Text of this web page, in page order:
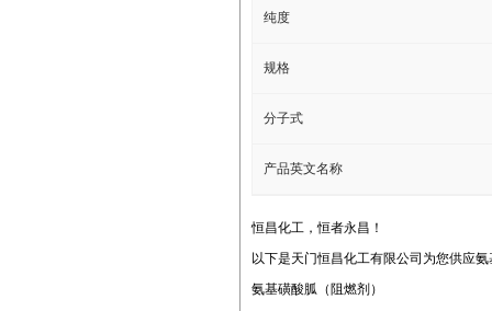
纯度
规格
分子式
产品英文名称
恒昌化工，恒者永昌！
以下是天门恒昌化工有限公司为您供应
氨基磺酸胍（阻燃剂）